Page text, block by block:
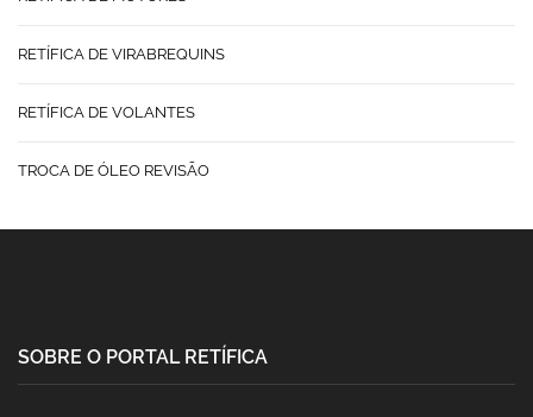
RETÍFICA DE VIRABREQUINS
RETÍFICA DE VOLANTES
TROCA DE ÓLEO REVISÃO
SOBRE O PORTAL RETÍFICA